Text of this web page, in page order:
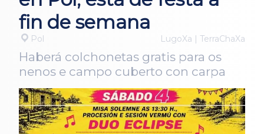
fin de semana
Pol LugoXa | TerraChaXa
Haberá colchonetas gratis para os
nenos e campo cuberto con carpa